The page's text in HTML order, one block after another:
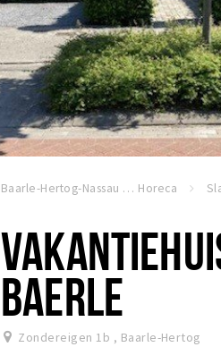
Baarle-Hertog-Nassau Horeca
BAERLE
Zondereigen 1b , Baarle-Hertog